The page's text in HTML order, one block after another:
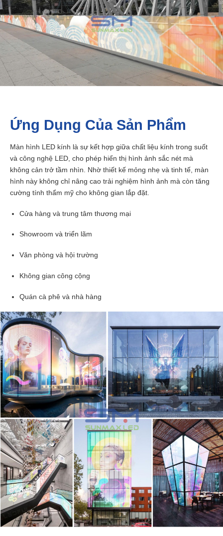
Ứng Dụng Của Sản Phẩm
Màn hình LED kính là sự kết hợp giữa chất liệu kính trong suốt
và công nghệ LED, cho phép hiển thị hình ảnh sắc nét mà
không cản trở tầm nhìn.
Nhờ thiết kế mỏng nhẹ và tinh tế, màn
hình này không chỉ nâng cao trải nghiệm hình ảnh mà còn tăng
cường tính thẩm mỹ cho không gian lắp đặt.
Cửa hàng và trung tâm thương mại
Showroom và triển lãm
Văn phòng và hội trường
Không gian công cộng​
Quán cà phê và nhà hàng ​